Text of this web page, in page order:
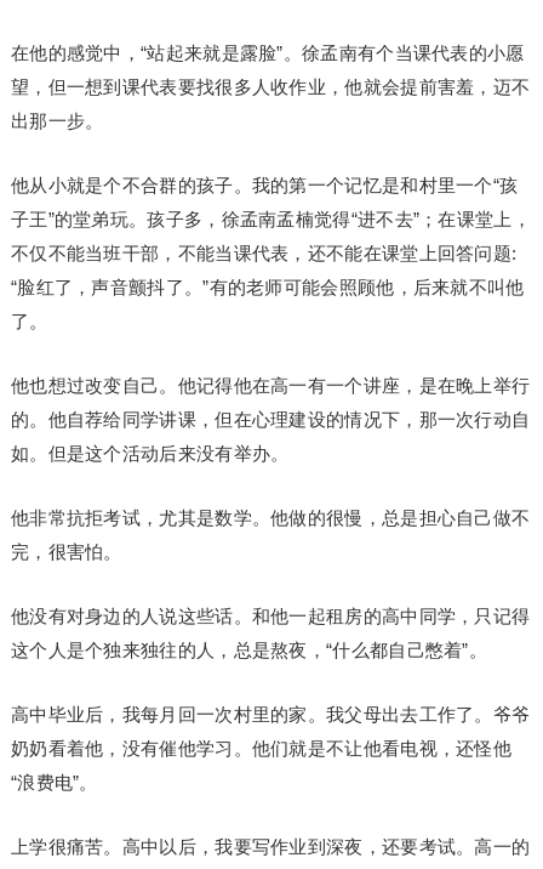
在他的感觉中，“站起来就是露脸”。徐孟南有个当课代表的小愿
望，但一想到课代表要找很多人收作业，他就会提前害羞，迈不
出那一步。
他从小就是个不合群的孩子。我的第一个记忆是和村里一个“孩
子王”的堂弟玩。孩子多，徐孟南孟楠觉得“进不去”；在课堂上，
不仅不能当班干部，不能当课代表，还不能在课堂上回答问题:
“脸红了，声音颤抖了。”有的老师可能会照顾他，后来就不叫他
了。
他也想过改变自己。他记得他在高一有一个讲座，是在晚上举行
的。他自荐给同学讲课，但在心理建设的情况下，那一次行动自
如。但是这个活动后来没有举办。
他非常抗拒考试，尤其是数学。他做的很慢，总是担心自己做不
完，很害怕。
他没有对身边的人说这些话。和他一起租房的高中同学，只记得
这个人是个独来独往的人，总是熬夜，“什么都自己憋着”。
高中毕业后，我每月回一次村里的家。我父母出去工作了。爷爷
奶奶看着他，没有催他学习。他们就是不让他看电视，还怪他
“浪费电”。
上学很痛苦。高中以后，我要写作业到深夜，还要考试。高一的